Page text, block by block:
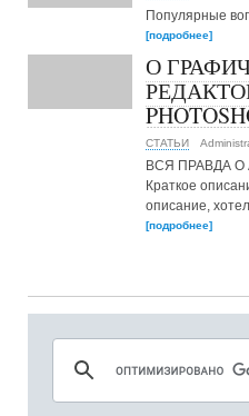
Популярные
[подробнее]
О
СТАТЬИ
ВСЯ ПРАВДА О
Краткое
описание,
[подробнее]